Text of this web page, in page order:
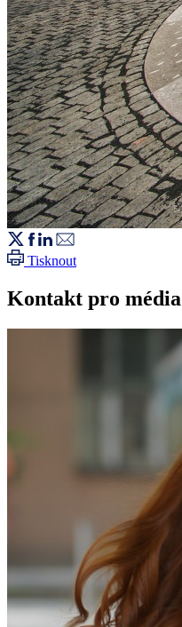
Tisknout
Kontakt pro média